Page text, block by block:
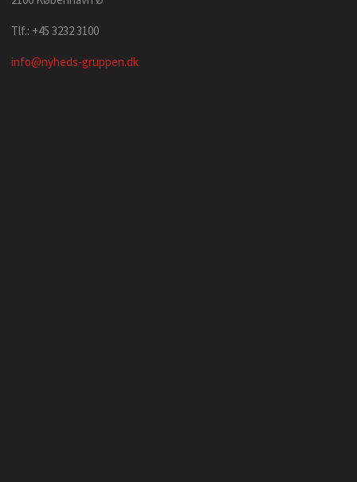
Tlf.: +45 3232 3100
info@nyheds-gruppen.dk